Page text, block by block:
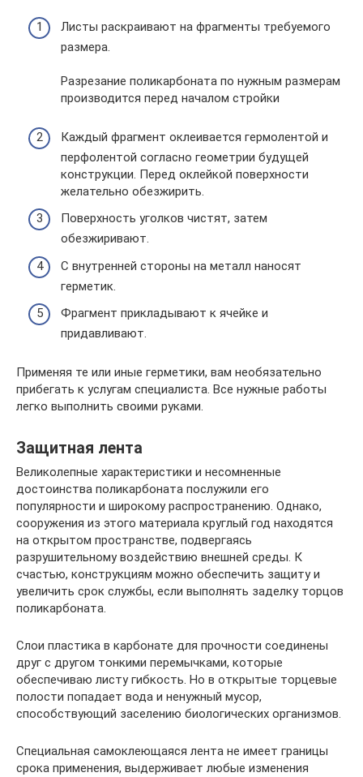
Листы раскраивают на фрагменты требуемого
размера.
Разрезание поликарбоната по нужным размерам
производится перед началом стройки
Каждый фрагмент оклеивается гермолентой и
перфолентой согласно геометрии будущей
конструкции. Перед оклейкой поверхности
желательно обезжирить.
Поверхность уголков чистят, затем
обезжиривают.
С внутренней стороны на металл наносят
герметик.
Фрагмент прикладывают к ячейке и
придавливают.
Применяя те или иные герметики, вам необязательно
прибегать к услугам специалиста. Все нужные работы
легко выполнить своими руками.
Защитная лента
Великолепные характеристики и несомненные
достоинства поликарбоната послужили его
популярности и широкому распространению. Однако,
сооружения из этого материала круглый год находятся
на открытом пространстве, подвергаясь
разрушительному воздействию внешней среды. К
счастью, конструкциям можно обеспечить защиту и
увеличить срок службы, если выполнять заделку торцов
поликарбоната.
Слои пластика в карбонате для прочности соединены
друг с другом тонкими перемычками, которые
обеспечиваю листу гибкость. Но в открытые торцевые
полости попадает вода и ненужный мусор,
способствующий заселению биологических организмов.
Специальная самоклеющаяся лента не имеет границы
срока применения, выдерживает любые изменения